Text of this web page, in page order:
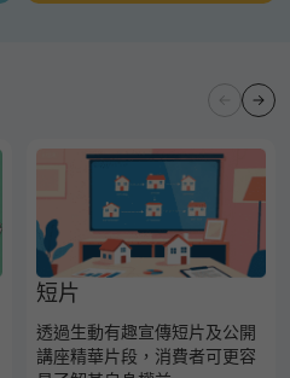
短片
透過生動有趣宣傳短片及公開
講座精華片段，消費者可更容